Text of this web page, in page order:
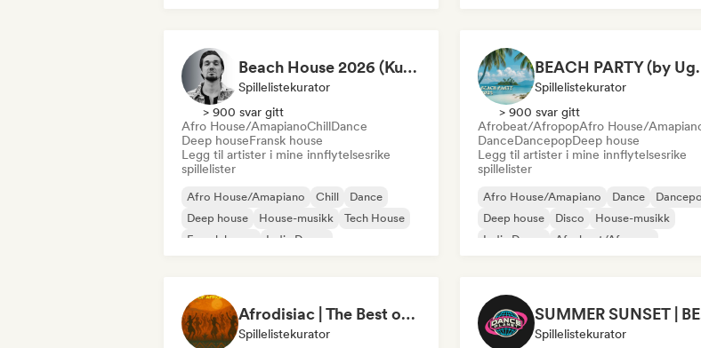
Beach House 2026 (Kubilay Sen)
Spillelistekurator
> 900 svar gitt
Afro House/AmapianoChillDance
Deep houseFransk house
Legg til artister i mine innflytelsesrike
spillelister
Afro House/Amapiano Chill
Dance
Deep house
House-musikk
Tech House
Fransk house
Indie Dance
Spillelistekurator
> 900 svar gitt
Afrobeat/AfropopAfro House/
DanceDancepopDeep house
Legg til artister i mine innflytelsesrike
spillelister
Afro House/Amapiano Dance
Deep house
Disco
House-musikk
Indie Dance
Afrobeat/Afropop
Afrodisiac | The Best of Afro House
Spillelistekurator Spillelistekurator